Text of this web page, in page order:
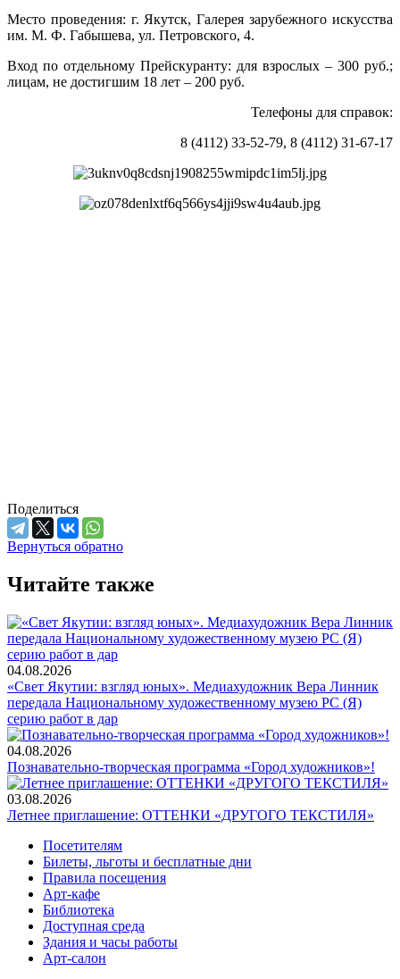
Место проведения: г. Якутск, Галерея зарубежного искусства
им. М. Ф. Габышева, ул. Петровского, 4.
Вход по отдельному Прейскуранту: для взрослых – 300 руб.;
лицам, не достигшим 18 лет – 200 руб.
Телефоны для справок:
8 (4112) 33-52-79, 8 (4112) 31-67-17
Поделиться
Вернуться обратно
Читайте также
04.08.2026
«Свет Якутии: взгляд юных». Медиахудожник Вера Линник
передала Национальному художественному музею РС (Я)
серию работ в дар
04.08.2026
Познавательно-творческая программа «Город художников»!
03.08.2026
Летнее приглашение: ОТТЕНКИ «ДРУГОГО ТЕКСТИЛЯ»
Посетителям
Билеты, льготы и бесплатные дни
Правила посещения
Арт-кафе
Библиотека
Доступная среда
Здания и часы работы
Арт-салон